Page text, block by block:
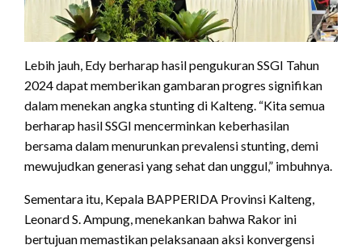
Lebih jauh, Edy berharap hasil pengukuran SSGI Tahun
2024 dapat memberikan gambaran progres signifikan
dalam menekan angka stunting di Kalteng. “Kita semua
berharap hasil SSGI mencerminkan keberhasilan
bersama dalam menurunkan prevalensi stunting, demi
mewujudkan generasi yang sehat dan unggul,” imbuhnya.
Sementara itu, Kepala BAPPERIDA Provinsi Kalteng,
Leonard S. Ampung, menekankan bahwa Rakor ini
bertujuan memastikan pelaksanaan aksi konvergensi